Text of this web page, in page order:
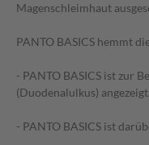
Magenschleimhaut
PANTO BASICS hemmt
- PANTO BASICS ist zur
(Duodenalulkus) angezeigt.
- PANTO BASICS ist